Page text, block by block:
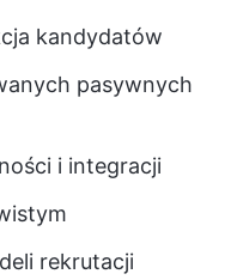
kandydatów
pasywnych
i integracji
rekrutacji